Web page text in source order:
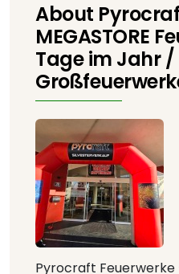
About
MEGASTORE
Tage im Jahr /
Pyrocraft Feuerwerke